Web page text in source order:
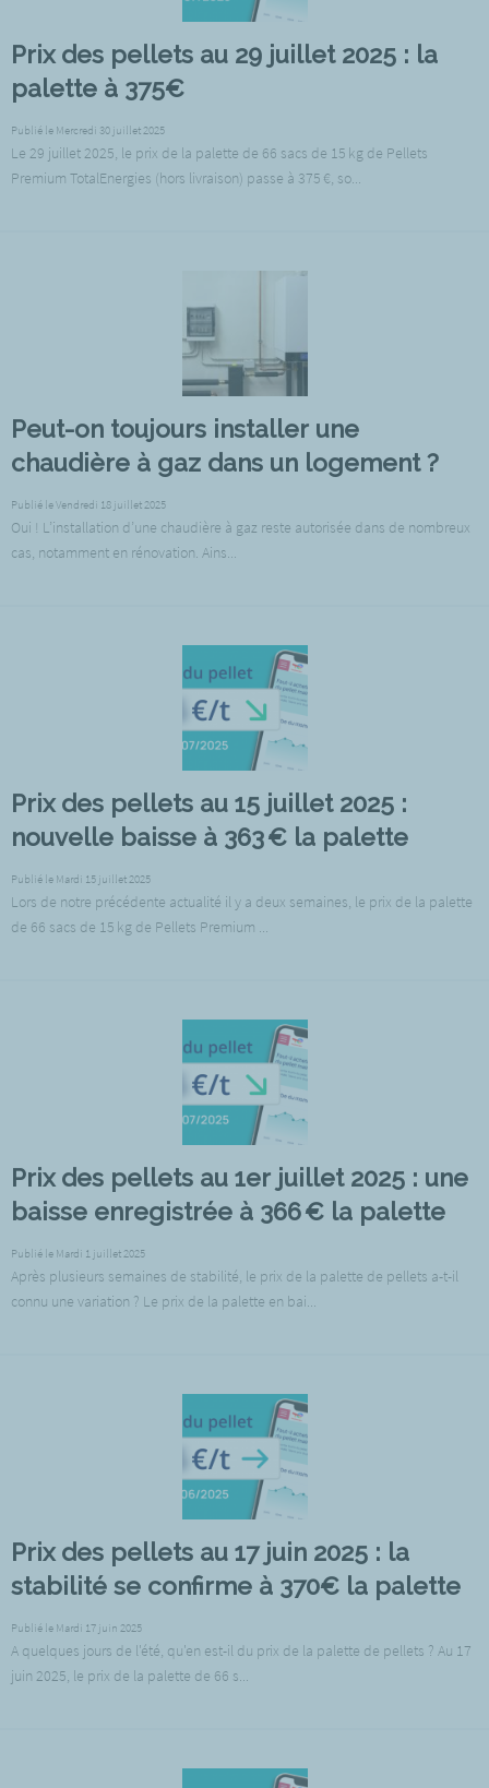
Prix des pellets au 29 juillet 2025 : la
palette à 375€
Publié le Mercredi 30 juillet 2025
Le 29 juillet 2025, le prix de la palette de 66 sacs de 15 kg de Pellets
Premium TotalEnergies (hors livraison) passe à 375 €, so...
Peut-on toujours installer une
chaudière à gaz dans un logement ?
Publié le Vendredi 18 juillet 2025
Oui ! L’installation d’une chaudière à gaz reste autorisée dans de nombreux
cas, notamment en rénovation. Ains...
Prix des pellets au 15 juillet 2025 :
nouvelle baisse à 363 € la palette
Publié le Mardi 15 juillet 2025
Lors de notre précédente actualité il y a deux semaines, le prix de la palette
de 66 sacs de 15 kg de Pellets Premium ...
Prix des pellets au 1er juillet 2025 : une
baisse enregistrée à 366 € la palette
Publié le Mardi 1 juillet 2025
Après plusieurs semaines de stabilité, le prix de la palette de pellets a-t-il
connu une variation ? Le prix de la palette en bai...
Prix des pellets au 17 juin 2025 : la
stabilité se confirme à 370€ la palette
Publié le Mardi 17 juin 2025
A quelques jours de l'été, qu'en est-il du prix de la palette de pellets ? Au 17
juin 2025, le prix de la palette de 66 s...